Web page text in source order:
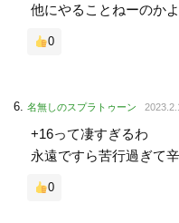
他にやることねーのか
0
名無しのスプラトゥーン
+16って凄すぎるわ
永遠ですら苦行過ぎて
0